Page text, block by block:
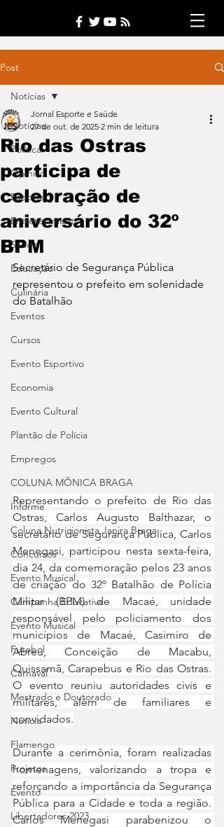
Post
Notícias
Política
Opinião
Esporte
Entretenimento
Saúde
Educação
Culinária
Eventos
Cursos
Evento Esportivo
Economia
Evento Cultural
Plantão de Polícia
Empregos
COLUNA MÔNICA BRAGA
Informe
Coluna Nutricionista Janira Braga
Concursos
Evento Musical
Campanha Educativa
Evento Musical
Futebol
Carnaval
Mestrado e Doutorado
Notícia
Flamengo
Projetos
Evento
Libertadores 2023
Notícias
Rio das Ostras
participa de
celebração de
aniversário do 32º
BPM
Jornal Esporte e Saúde
27 de out. de 2025 2 min de leitura
Secretário de Segurança Pública
representou o prefeito em solenidade
do Batalhão
Representando o prefeito de Rio das
Ostras, Carlos Augusto Balthazar, o
secretário de Segurança Pública, Carlos
Menegasi, participou nesta sexta-feira,
dia 24, da comemoração pelos 23 anos
de criação do 32º Batalhão de Polícia
Militar (BPM) de Macaé, unidade
responsável pelo policiamento dos
municípios de Macaé, Casimiro de
Abreu, Conceição de Macabu,
Quissamã, Carapebus e Rio das Ostras.
O evento reuniu autoridades civis e
militares, além de familiares e
convidados.
Durante a cerimônia, foram realizadas
homenagens, valorizando a tropa e
reforçando a importância da Segurança
Pública para a Cidade e toda a região.
Carlos Menegasi parabenizou o